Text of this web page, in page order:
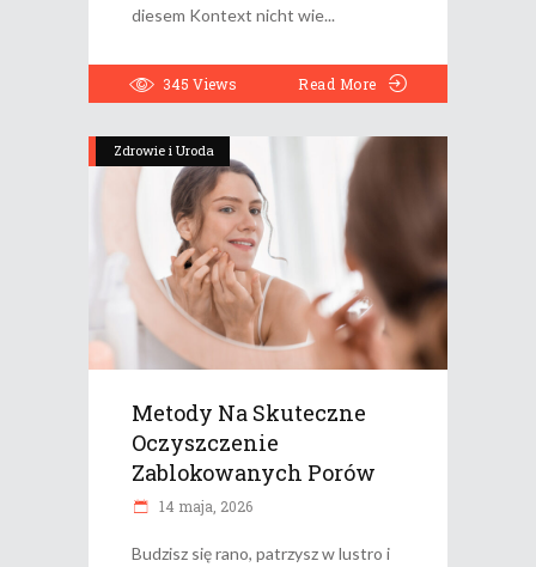
diesem Kontext nicht wie
345 Views Read More
Zdrowie i Uroda
Metody Na Skuteczne
Oczyszczenie
Zablokowanych Porów
14 maja, 2026
Budzisz się rano, patrzysz w lustro i